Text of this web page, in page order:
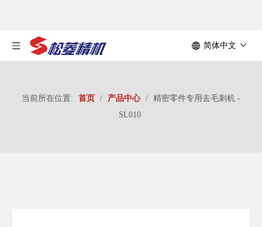
简体中文
当前所在位置: 首页 / 产品中心 / 精密零件专用去毛刺机 -
SL010